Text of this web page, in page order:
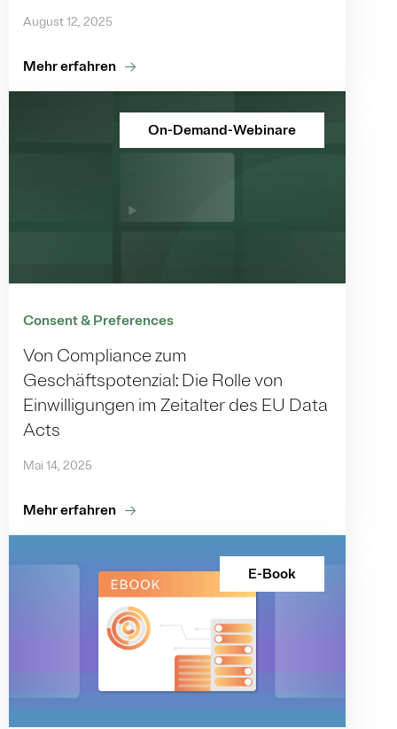
August 12, 2025
Mehr erfahren
On-Demand-Webinare
Consent & Preferences
Von Compliance zum
Geschäftspotenzial: Die Rolle von
Einwilligungen im Zeitalter des EU Data
Acts
Mai 14, 2025
Mehr erfahren
E-Book